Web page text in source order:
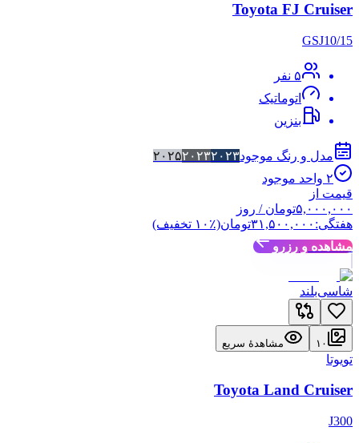
Toyota FJ Cruiser
GSJ10/15
۵ نفر
اتوماتیک
بنزین
مدل و رنگ موجود ۲۰۲۵۲۰۲۳۲۰۲۳
۲ واحد موجود
قیمت از
۵,۰۰۰,۰۰۰تومان / روز
هفتگی: ۳۱,۵۰۰,۰۰۰تومان(٪ ۱۰ تخفیف)
مشاهده و رزرو
شاسی‌بلند
۱۰ مشاهدهٔ سریع
تویوتا
Toyota Land Cruiser
J300